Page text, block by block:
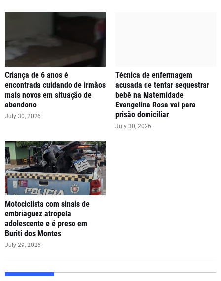
Criança de 6 anos é
encontrada cuidando de irmãos
mais novos em situação de
abandono
July 30, 2026
Técnica de enfermagem
acusada de tentar sequestrar
bebê na Maternidade
Evangelina Rosa vai para
prisão domiciliar
July 30, 2026
Motociclista com sinais de
embriaguez atropela
adolescente e é preso em
Buriti dos Montes
July 29, 2026